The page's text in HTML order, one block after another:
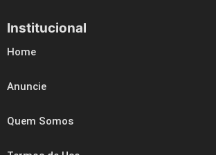
Institucional
Home
Anuncie
Quem Somos